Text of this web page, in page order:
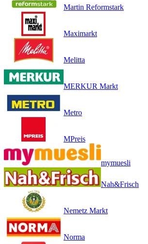
Martin Reformstark
Maximarkt
Melitta
MERKUR Markt
Metro
MPreis
mymuesli
Nah&Frisch
Nemetz Markt
Norma